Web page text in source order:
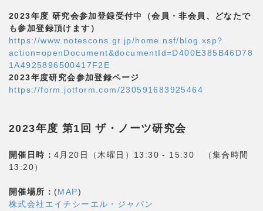
2023年度 研究会参加登録受付中（会員・非会員、どなたで
も参加登録頂けます）
https://www.notescons.gr.jp/home.nsf/blog.xsp?
action=openDocument&documentId=D400E385B46D78
1A4925896500417F2E
2023年度研究会参加登録ページ
https://form.jotform.com/230591683925464
2023年度 第1回 ザ・ノーツ研究会
開催日時： 4月20日（木曜日）13:30 - 15:30 （集合時間
13:20）
開催場所： (MAP)
株式会社エイチシーエル・ジャパン